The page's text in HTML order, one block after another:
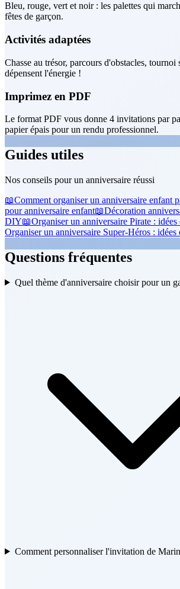
Bleu, rouge, vert et noir : les palettes qui
fêtes de garçon.
Activités adaptées
Chasse au trésor, parcours d'obstacles,
dépensent l'énergie !
Imprimez en PDF
Le format PDF vous donne 4 invitations par
papier épais pour un rendu professionnel.
Guides utiles
Nos conseils pour un anniversaire réussi
📖Comment organiser un anniversaire enfant
pour anniversaire enfant📖Décoration
DIY📖Organiser un anniversaire Pirate : idées
Organiser un anniversaire Super-Héros : idées
Questions fréquentes
Quel thème d'anniversaire choisir pour un
Comment personnaliser l'invitation de